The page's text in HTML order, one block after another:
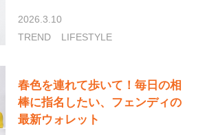
2026.3.10
TREND
LIFESTYLE
春色を連れて歩いて！毎日の相
棒に指名したい、フェンディの
最新ウォレット